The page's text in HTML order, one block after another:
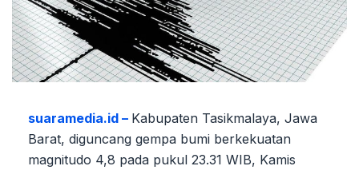
suaramedia.id – Kabupaten Tasikmalaya, Jawa
Barat, diguncang gempa bumi berkekuatan
magnitudo 4,8 pada pukul 23.31 WIB, Kamis